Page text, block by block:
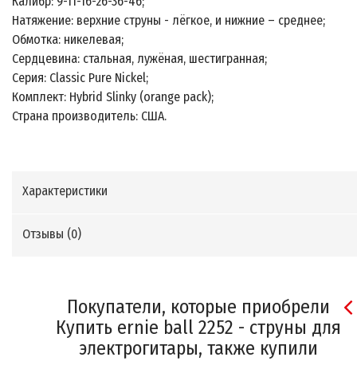
Натяжение: верхние струны - лёгкое, и нижние – среднее;
Обмотка: никелевая;
Сердцевина: стальная, лужёная, шестигранная;
Серия: Classic Pure Nickel;
Комплект: Hybrid Slinky (orange pack);
Страна производитель: США.
Характеристики
Отзывы (0)
Покупатели, которые приобрели
Купить ernie ball 2252 - струны для
электрогитары, также купили